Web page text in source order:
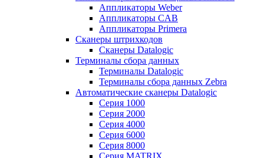
Аппликаторы Weber
Аппликаторы CAB
Аппликаторы Primera
Сканеры штрихкодов
Сканеры Datalogic
Терминалы сбора данных
Терминалы Datalogic
Терминалы сбора данных Zebra
Автоматические сканеры Datalogic
Серия 1000
Серия 2000
Серия 4000
Серия 6000
Серия 8000
Серия MATRIX